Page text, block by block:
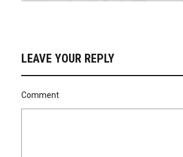
LEAVE YOUR REPLY
Comment